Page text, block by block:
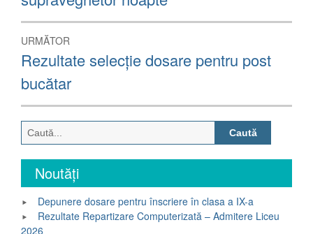
URMĂTOR
Articolul
următor:
Rezultate selecție dosare pentru post
bucătar
Caută
după:
Noutăți
Depunere dosare pentru înscriere în clasa a IX-a
Rezultate Repartizare Computerizată – Admitere Liceu
2026